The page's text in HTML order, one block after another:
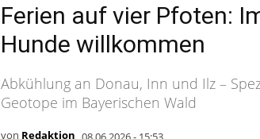
Ferien auf vier Pfoten:
Hunde willkommen
Abkühlung an Donau, Inn und Ilz –
Geotope im Bayerischen Wald
von Redaktion 08.06.2026 - 15:53